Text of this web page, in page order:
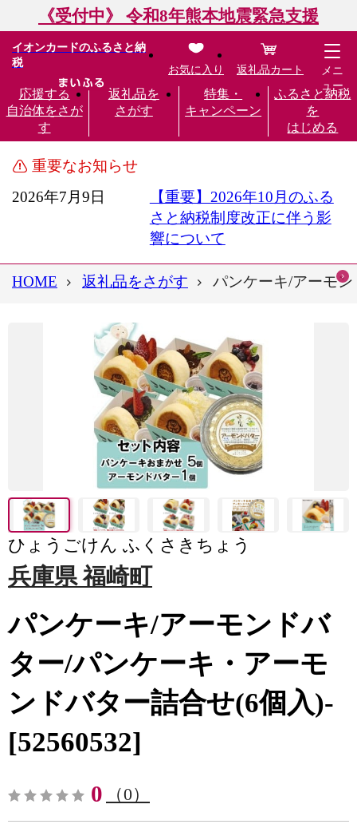
《受付中》 令和8年熊本地震緊急支援
イオンカードのふるさと納
税
応援する
自治体をさが
す
返礼品を
さがす
特集・
キャンペーン
ふるさと納税
を
はじめる
お気に入り 返礼品カート
メニ
ュー
重要なお知らせ
2026年7月9日
【重要】2026年10月のふる
さと納税制度改正に伴う影
響について
HOME 返礼品をさがす パンケーキ/アーモ
ひょうごけん ふくさきちょう
兵庫県 福崎町
パンケーキ/アーモンドバ
ター/パンケーキ・アーモ
ンドバター詰合せ(6個入)-
[52560532]
0 （0）